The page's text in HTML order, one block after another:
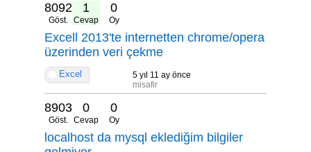
8092
Göst.
1
Cevap
0
Oy
Excell 2013'te internetten chrome/opera
üzerinden veri çekme
Excel
5 yıl 11 ay önce
misafir
8903
Göst.
0
Cevap
0
Oy
localhost da mysql eklediğim bilgiler